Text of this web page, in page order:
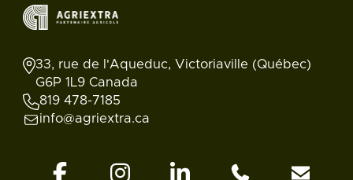
33, rue de l'Aqueduc, Victoriaville (Québec)
G6P 1L9 Canada
819 478-7185
info@agriextra.ca